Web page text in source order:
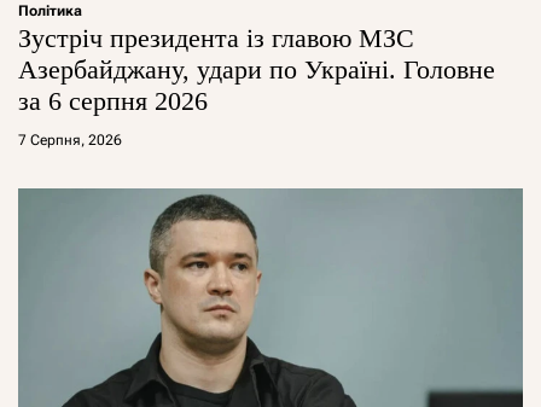
Політика
Зустріч президента із главою МЗС
Азербайджану, удари по Україні. Головне
за 6 серпня 2026
7 Серпня, 2026